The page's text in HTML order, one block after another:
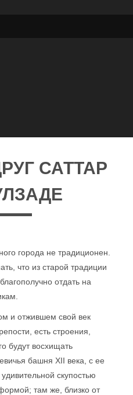
САТТАР
города не традиционен.
что из старой традиции
отдать на
и отжившем свой век
есть строения,
будут восхищать
башня XII века, с ее
скупостью
там же, близко от